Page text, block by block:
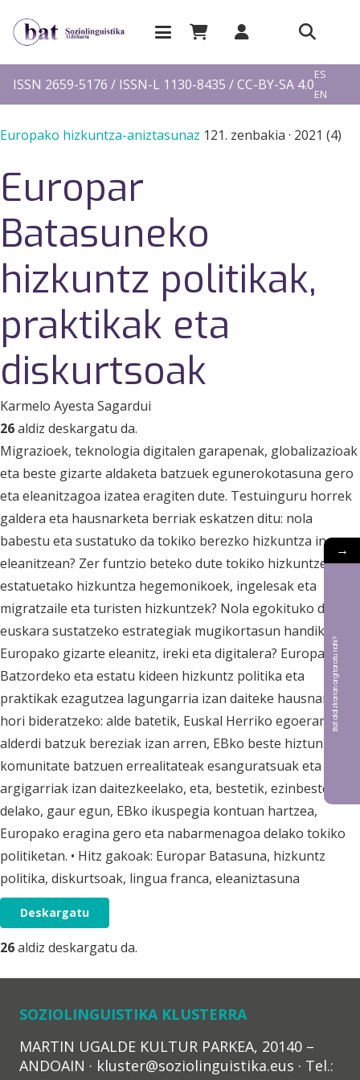
ISSN 2659-5176 / ISSN-L 1130-8435 / CC-BY-SA 4.0
ES
EN
Europako hizkuntza-aniztasunaz 121. zenbakia · 2021 (4)
Europar
Batasuneko
hizkuntz politikak,
praktikak eta
diskurtsoak
Karmelo Ayesta Sagardui
26aldiz deskargatu da.
Migrazioek, teknologia digitalen garapenak, globalizazioak
eta beste gizarte aldaketa batzuek egunerokotasuna gero
eta eleanitzagoa izatea eragiten dute. Testuinguru horrek
galdera eta hausnarketa berriak eskatzen ditu: nola
babestu eta sustatuko da tokiko berezko hizkuntza inguru
eleanitzean? Zer funtzio beteko dute tokiko hizkuntzek,
estatuetako hizkuntza hegemonikoek, ingelesak eta
migratzaile eta turisten hizkuntzek? Nola egokituko dira
euskara sustatzeko estrategiak mugikortasun handiko
Europako gizarte eleanitz, ireki eta digitalera? Europako
Batzordeko eta estatu kideen hizkuntz politika eta
praktikak ezagutzea lagungarria izan daiteke hausnarketa
hori bideratzeko: alde batetik, Euskal Herriko egoeraren
alderdi batzuk bereziak izan arren, EBko beste hiztun
komunitate batzuen errealitateak esanguratsuak eta
argigarriak izan daitezkeelako, eta, bestetik, ezinbestekoa
delako, gaur egun, EBko ikuspegia kontuan hartzea,
Europako eragina gero eta nabarmenagoa delako tokiko
politiketan. • Hitz gakoak: Europar Batasuna, hizkuntz
politika, diskurtsoak, lingua franca, eleaniztasuna
Deskargatu
26aldiz deskargatu da.
SOZIOLINGUISTIKA KLUSTERRA
MARTIN UGALDE KULTUR PARKEA, 20140 –
ANDOAIN · kluster@soziolinguistika.eus · Tel.:
→
Bat aldizkarian argitaratu nahi?